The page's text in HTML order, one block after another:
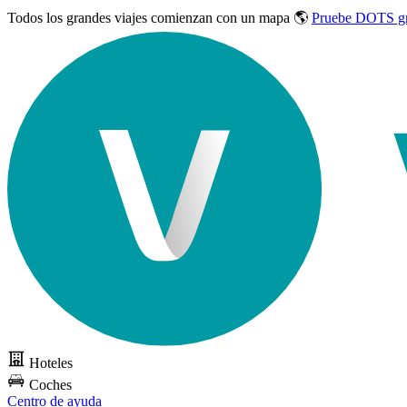
Todos los grandes viajes comienzan con un mapa 🌎 Pruebe DOTS
Hoteles
Coches
Centro de ayuda